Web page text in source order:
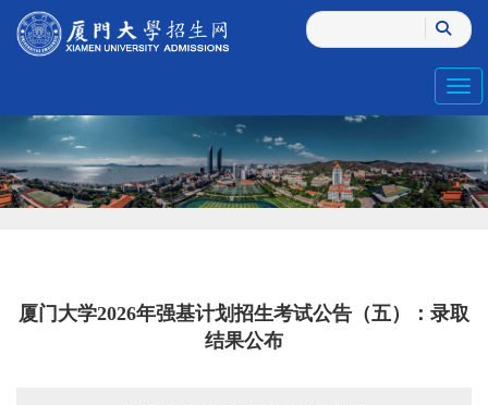
厦门大学2026年强基计划招生考试公告（五）：录取
结果公布